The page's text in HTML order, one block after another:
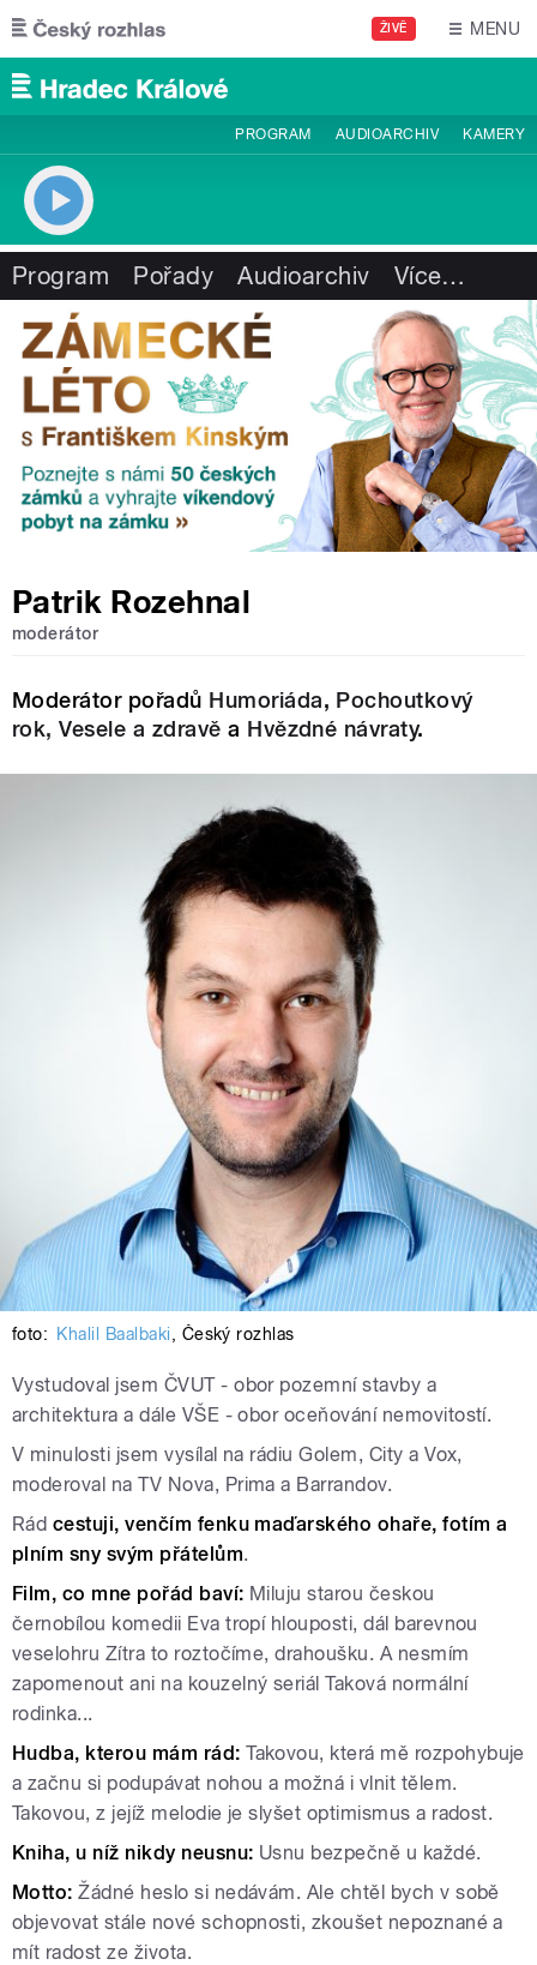
Přejít k hlavnímu obsahu
ŽIVĚ MENU
PROGRAM AUDIOARCHIV KAMERY
Program Pořady Audioarchiv Více…
Patrik Rozehnal
moderátor
Moderátor pořadů Humoriáda, Pochoutkový
rok,Vesele a zdravě a Hvězdné návraty.
foto: Khalil Baalbaki, Český rozhlas
Vystudoval jsem ČVUT - obor pozemní stavby a
architektura a dále VŠE - obor oceňování nemovitostí.
V minulosti jsem vysílal na rádiu Golem, City a Vox,
moderoval na TV Nova, Prima a Barrandov.
Rád cestuji, venčím fenku maďarského ohaře, fotím a
plním sny svým přátelům.
Film, co mne pořád baví: Miluju starou českou
černobílou komedii Eva tropí hlouposti, dál barevnou
veselohru Zítra to roztočíme, drahoušku. A nesmím
zapomenout ani na kouzelný seriál Taková normální
rodinka...
Hudba, kterou mám rád: Takovou, která mě rozpohybuje
a začnu si podupávat nohou a možná i vlnit tělem.
Takovou, z jejíž melodie je slyšet optimismus a radost.
Kniha, u níž nikdy neusnu: Usnu bezpečně u každé.
Motto: Žádné heslo si nedávám. Ale chtěl bych v sobě
objevovat stále nové schopnosti, zkoušet nepoznané a
mít radost ze života.